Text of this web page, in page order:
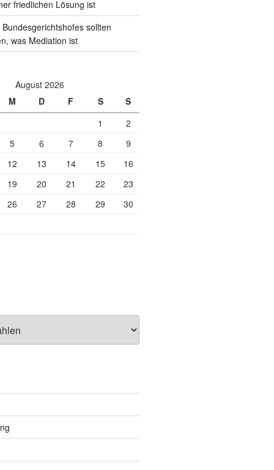
friedlichen Lösung ist
sollten
was Mediation ist
August 2026
M D F S
S
1
2
5 6 7 8
9
12 13 14 15
16
19 20 21 22
23
26 27 28 29
30